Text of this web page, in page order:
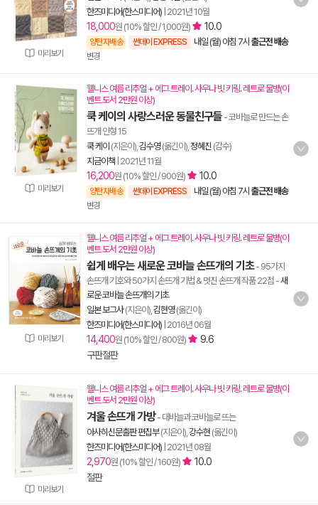
미리보기
한즈미디어(한스미디어) 2021년 10월
18,000원 (10% 할인 / 1,000원) 10.0
양탄자배송 썬데이 EXPRESS 내일 (월) 아침 7시 출근전 배송
변경
미리보기
웰니스 여름 리추얼 + 에그 트레이. 사우나 빗 키링. 레트로 물병(이
벤트 도서 2만원 이상)
쿡 케이의 사랑스러운 동물친구들 - 코바늘로 만드는 손
뜨개 인형 15
쿡 케이 (지은이), 김수영(옮긴이), 정혜진 (감수)
지금이책 2021년 11월
16,200원 (10% 할인 / 900원) 10.0
양탄자배송 썬데이 EXPRESS 내일 (월) 아침 7시 출근전 배송
변경
미리보기
웰니스 여름 리추얼 + 에그 트레이. 사우나 빗 키링. 레트로 물병(이
벤트 도서 2만원 이상)
쉽게 배우는 새로운 코바늘 손뜨개의 기초- 95가지
손뜨개 기호와 50가지 손뜨개 기법 & 멋진 손뜨개 작품 22점 -새
로운 코바늘 손뜨개의 기초
일본 보그사(지은이), 김현영(옮긴이)
한즈미디어(한스미디어) 2016년 06월
14,400원 (10% 할인 / 800원)
9.6
구판절판
미리보기
웰니스 여름 리추얼 + 에그 트레이. 사우나 빗 키링. 레트로 물병(이
벤트 도서 2만원 이상)
겨울 손뜨개 가방- 대바늘과 코바늘로 뜨는
아사히신문출판 편집부(지은이), 강수현 (옮긴이)
한즈미디어(한스미디어) 2021년 08월
2,970원 (10% 할인 / 160원)
10.0
절판